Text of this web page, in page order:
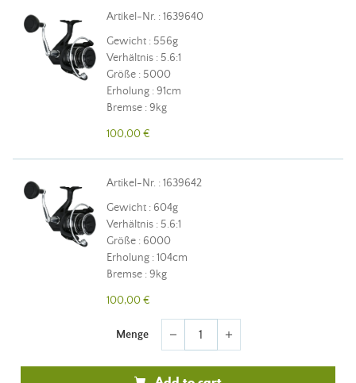
Artikel-Nr. : 1639640
Gewicht : 556g
Verhältnis : 5.6:1
Größe : 5000
Erholung : 91cm
Bremse : 9kg
100,00 €
Artikel-Nr. : 1639642
Gewicht : 604g
Verhältnis : 5.6:1
Größe : 6000
Erholung : 104cm
Bremse : 9kg
100,00 €
Menge remove add